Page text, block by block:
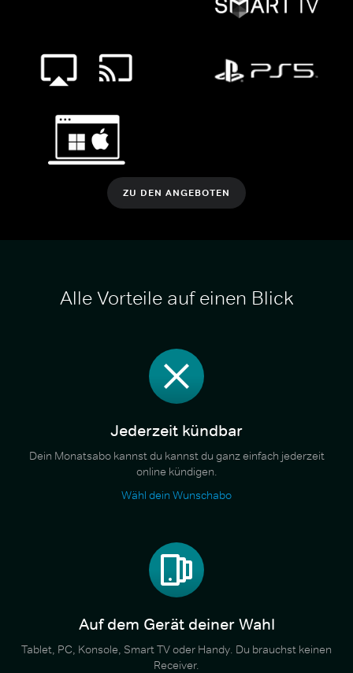
ZU DEN ANGEBOTEN
Alle Vorteile auf einen Blick
Jederzeit kündbar
Dein Monatsabo kannst du kannst du ganz einfach jederzeit
online kündigen.
Wähl dein Wunschabo
Auf dem Gerät deiner Wahl
Tablet, PC, Konsole, Smart TV oder Handy. Du brauchst keinen
Receiver.